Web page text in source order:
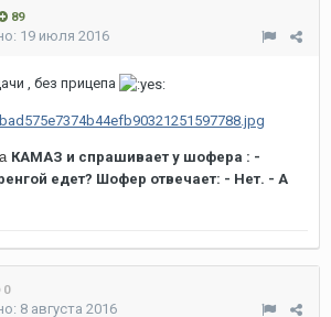
89
19 июля 2016
, без прицепа
КАМАЗ и спрашивает у шофера : -
едет? Шофер отвечает: - Нет. - А
0
8 августа 2016